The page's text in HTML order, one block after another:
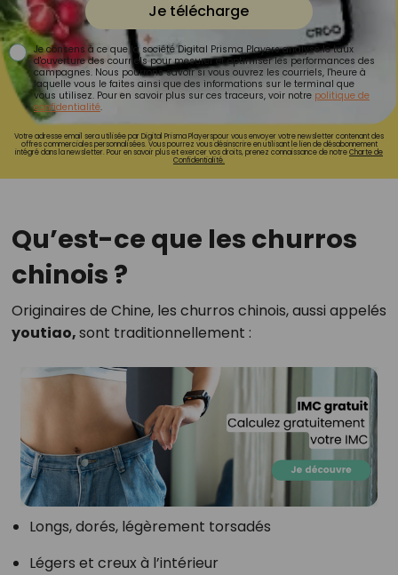
Je télécharge
Je consens à ce que la société Digital Prisma Players analyse le taux
d'ouverture des courriels pour mesurer et optimiser les performances des
campagnes. Nous pourrons savoir si vous ouvrez les courriels, l'heure à
laquelle vous le faites ainsi que des informations sur le terminal que
vous utilisez. Pour en savoir plus sur ces traceurs, voir notre politique de
confidentialité.
Votre adresse email sera utilisée par Digital Prisma Playerspour vous envoyer votre newsletter contenant des
offres commerciales personnalisées. Vous pourrez vous désinscrire en utilisant le lien de désabonnement
intégré dans la newsletter. Pour en savoir plus et exercer vos droits, prenez connaissance de notreCharte de
Confidentialité.
Qu’est-ce que les churros
chinois ?
Originaires de Chine, les churros chinois, aussi appelés
youtiao,sont traditionnellement :
Longs, dorés, légèrement torsadés
Légers et creux à l’intérieur